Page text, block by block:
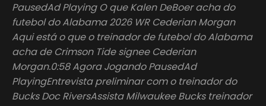
PausedAd Playing O que Kalen DeBoer acha do
futebol do Alabama 2026 WR Cederian Morgan
Aqui está o que o treinador de futebol do Alabama
acha de Crimson Tide signee Cederian
Morgan.0:58 Agora Jogando PausedAd
PlayingEntrevista preliminar com o treinador do
Bucks Doc RiversAssista Milwaukee Bucks treinador